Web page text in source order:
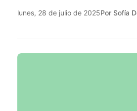
lunes, 28 de julio de 2025Por Sofía